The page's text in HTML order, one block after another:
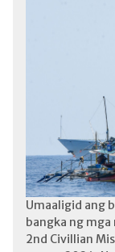
Umaaligid ang
bangka ng
2nd Civillian